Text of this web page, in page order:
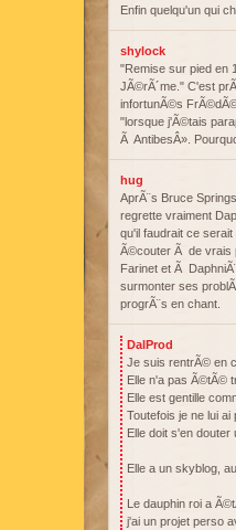
Enfin quelqu'un qui
shylock
"Remise sur pied en
JÃ©rÃ´me." C'est
infortunÃ©s
"lorsque j'Ã©tais
Ã AntibesÂ».
hug
AprÃ¨s Bruce
regrette vraiment
qu'il faudrait ce
Ã©couter Ã de vrais
Farinet et Ã
surmonter ses
progrÃ¨s en chant.
DalProd
Je suis rentrÃ© en
Elle n'a pas Ã©tÃ©
Elle est gentille
Toutefois je ne lui
Elle doit s'en douter
Elle a un skyblog,
Le dauphin roi a
j'ai un projet perso